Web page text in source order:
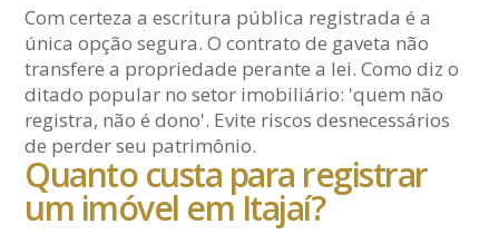
Com certeza a escritura pública registrada é a
única opção segura. O contrato de gaveta não
transfere a propriedade perante a lei. Como diz o
ditado popular no setor imobiliário: 'quem não
registra, não é dono'. Evite riscos desnecessários
de perder seu patrimônio.
Quanto custa para registrar
um imóvel em Itajaí?